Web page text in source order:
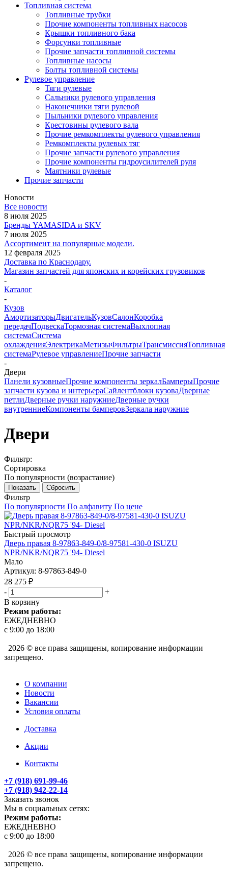
Топливная система
Топливные трубки
Прочие компоненты топливных насосов
Крышки топливного бака
Форсунки топливные
Прочие запчасти топливной системы
Топливные насосы
Болты топливной системы
Рулевое управление
Тяги рулевые
Сальники рулевого управления
Наконечники тяги рулевой
Пыльники рулевого управления
Крестовины рулевого вала
Прочие ремкомплекты рулевого управления
Ремкомплекты рулевых тяг
Прочие запчасти рулевого управления
Прочие компоненты гидроусилителей руля
Маятники рулевые
Прочие запчасти
Новости
Все новости
8 июля 2025
Бренды YAMASIDA и SKV
7 июля 2025
Ассортимент на популярные модели.
12 февраля 2025
Доставка по Краснодару.
Магазин запчастей для японских и корейских грузовиков
-
Каталог
-
Кузов
АмортизаторыДвигательКузовСалонКоробка
передачПодвескаТормозная системаВыхлопная
системаСистема
охлажденияЭлектрикаМетизыФильтрыТрансмиссияТопливная
системаРулевое управлениеПрочие запчасти
-
Двери
Панели кузовныеПрочие компоненты зеркалБамперыПрочие
запчасти кузова и интерьераСайлентблоки кузоваДверные
петлиДверные ручки наружниеДверные ручки
внутренниеКомпоненты бамперовЗеркала наружние
Двери
Фильтр:
Сортировка
По популярности (возрастание)
Показать Сбросить
Фильтр
По популярности По алфавиту По цене
Быстрый просмотр
Дверь правая 8-97863-849-0/8-97581-430-0 ISUZU
NPR/NKR/NQR75 '94- Diesel
Мало
Артикул: 8-97863-849-0
28 275 ₽
-
+
В корзину
Режим работы:
ЕЖЕДНЕВНО
с 9:00 до 18:00
2026 © все права защищены, копирование информации
запрещено.
О компании
Новости
Вакансии
Условия оплаты
Доставка
Акции
Контакты
+7 (918) 691-99-46
+7 (918) 942-22-14
Заказать звонок
Мы в социальных сетях:
Режим работы:
ЕЖЕДНЕВНО
с 9:00 до 18:00
2026 © все права защищены, копирование информации
запрещено.